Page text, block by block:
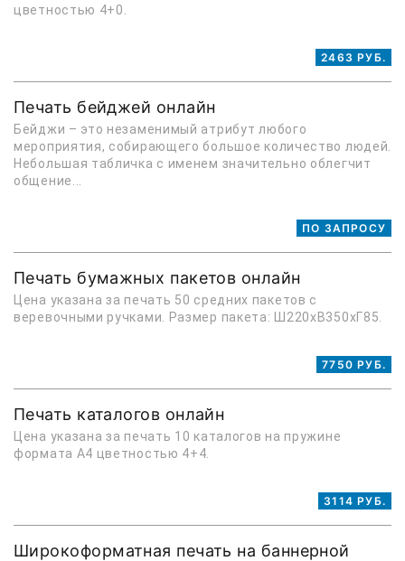
цветностью 4+0.
2463 РУБ.
Печать бейджей онлайн
Бейджи – это незаменимый атрибут любого
мероприятия, собирающего большое количество людей.
Небольшая табличка с именем значительно облегчит
общение...
ПО ЗАПРОСУ
Печать бумажных пакетов онлайн
Цена указана за печать 50 средних пакетов с
веревочными ручками. Размер пакета: Ш220хВ350хГ85.
7750 РУБ.
Печать каталогов онлайн
Цена указана за печать 10 каталогов на пружине
формата А4 цветностью 4+4.
3114 РУБ.
Широкоформатная печать на баннерной